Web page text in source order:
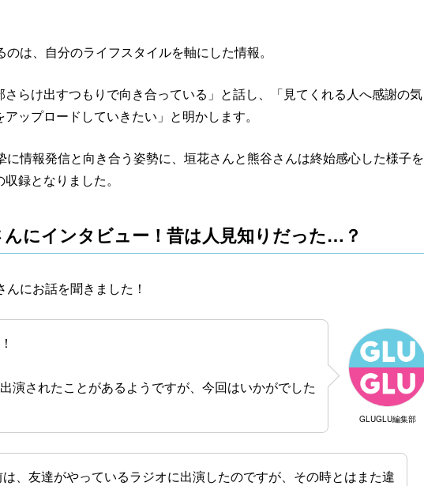
は、自分のライフスタイルを軸にした情報。
さらけ出すつもりで向き合っている」と話し、「見てくれる人へ感謝の気
ップロードしていきたい」と明かします。
情報発信と向き合う姿勢に、垣花さんと熊谷さんは終始感心した様子を
録となりました。
にインタビュー！昔は人見知りだった…？
にお話を聞きました！
GLUGLU編集部
演されたことがあるようですが、今回はいかがでした
は、友達がやっているラジオに出演したのですが、その時とはまた違